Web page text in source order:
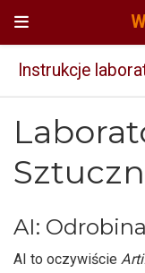
Instrukcje
AI:
AI to oczywiście